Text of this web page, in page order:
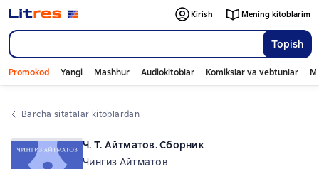
Topish
Kirish Mening kitoblarim
Promokod Yangi Mashhur Audiokitoblar Komikslar va vebtunlar
Barcha sitatalar kitoblardan
Ч. Т. Айтматов. Сборник
Чингиз Айтматов